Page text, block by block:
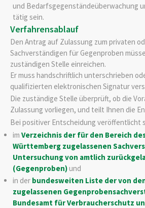
und Bedarfsgegenständeüberwachung
tätig sein.
Verfahrensablauf
Den Antrag auf Zulassung zum privaten
Sachverständigen für Gegenproben
zuständigen Stelle einreichen.
Er muss handschriftlich unterschrieben
qualifizierten elektronischen Signatur
Die zuständige Stelle überprüft, ob die
Zulassung vorliegen, und teilt Ihnen die
Bei positiver Entscheidung veröffentlicht
im Verzeichnis der für den Bereich
Württemberg zugelassenen
Untersuchung von amtlich
(Gegenproben)und
in der bundesweiten Liste der von
zugelassenen
Bundesamt für Verbraucherschutz